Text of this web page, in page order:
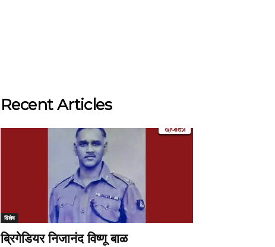
Recent Articles
विशेष
ब्रिगेडियर निजानंद विष्णू बाळ